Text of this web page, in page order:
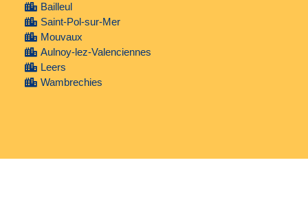
Bailleul
Saint-Pol-sur-Mer
Mouvaux
Aulnoy-lez-Valenciennes
Leers
Wambrechies